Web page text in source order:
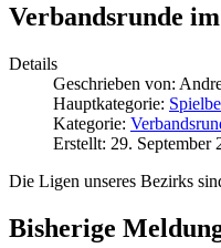
Verbandsrunde
Details
Geschrieben von:
Hauptkategorie:
Kategorie:
Erstellt: 29. September
Die Ligen unseres Bezirks
Bisherige